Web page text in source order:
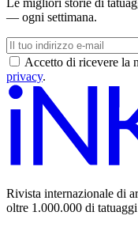
Le migliori storie di
— ogni settimana.
Accetto di ricevere la
privacy.
Rivista internazionale di
oltre 1.000.000 di